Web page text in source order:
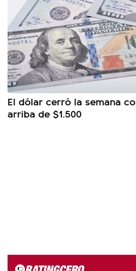
El dólar cerró la semana
arriba de $1.500